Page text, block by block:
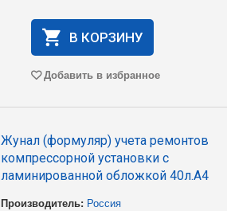
В КОРЗИНУ
Добавить в избранное
Жунал (формуляр) учета ремонтов
компрессорной установки с
ламинированной обложкой 40л.А4
Производитель: Россия